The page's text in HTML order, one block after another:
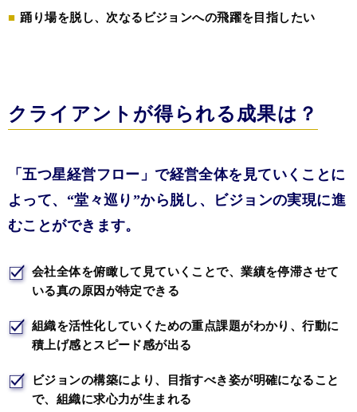
踊り場を脱し、次なるビジョンへの飛躍を目指したい
クライアントが得られる成果は？
「五つ星経営フロー」で経営全体を見ていくことに
よって、 “堂々巡り”から脱し、ビジョンの実現に進
むことができます。
会社全体を俯瞰して見ていくことで、業績を停滞させて
いる真の原因が特定できる
組織を活性化していくための重点課題がわかり、行動に
積上げ感とスピード感が出る
ビジョンの構築により、目指すべき姿が明確になること
で、組織に求心力が生まれる